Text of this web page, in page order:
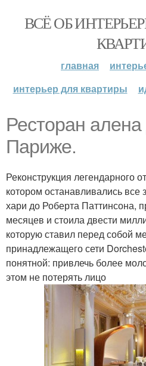
ВСЁ ОБ
главная
интерьер для квартиры
Ресторан
Париже.
Реконструкция легендарного
котором останавливались все
хари до Роберта Паттинсона,
месяцев и стоила двести
которую ставил перед собой
принадлежащего сети
понятной: привлечь более
этом не потерять лицо